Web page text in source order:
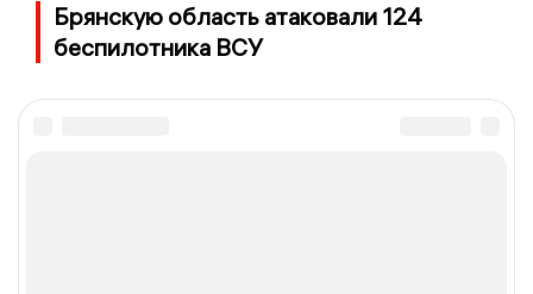
Брянскую область атаковали 124
беспилотника ВСУ